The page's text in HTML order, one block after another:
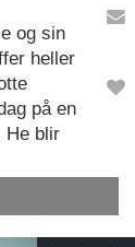
og sin
heller
på en
He blir